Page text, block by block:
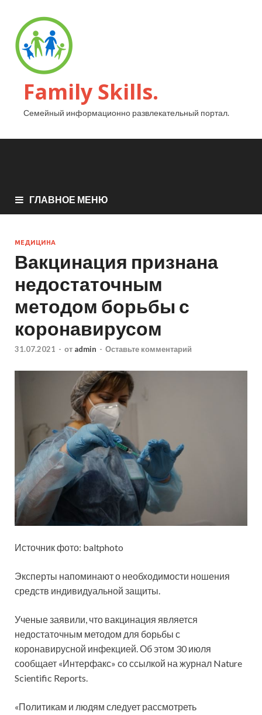
Family Skills.
Семейный информационно развлекательный портал.
ГЛАВНОЕ МЕНЮ
МЕДИЦИНА
Вакцинация признана
недостаточным
методом борьбы с
коронавирусом
31.07.2021 - от admin - Оставьте комментарий
Источник фото: baltphoto
Эксперты напоминают о необходимости ношения
средств индивидуальной защиты.
Ученые заявили, что вакцинация является
недостаточным методом для борьбы с
коронавирусной инфекцией. Об этом 30 июля
сообщает «Интерфакс» со ссылкой на журнал Nature
Scientific Reports.
«Политикам и людям следует рассмотреть